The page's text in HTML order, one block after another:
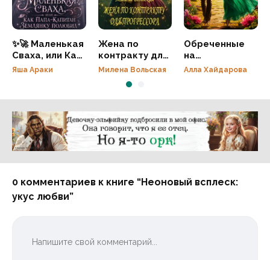
✨🚀 Маленькая
Сваха, или Как
папа-капитан
Яша Араки
Жена по
контракту для
прогрессора
Милена Вольская
Обреченные
на
совместимость..
Алла Хайдарова
Реклама 16+ АО «ЛитГород»
0 комментариев к книге “Неоновый всплеск:
укус любви”